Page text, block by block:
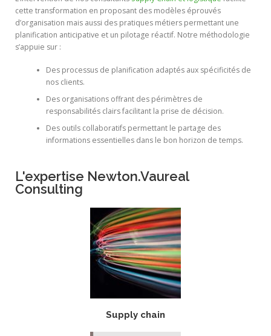
cette transformation en proposant des modèles éprouvés
d’organisation mais aussi des pratiques métiers permettant une
planification anticipative et un pilotage réactif. Notre méthodologie
s’appuie sur :
Des processus de planification adaptés aux spécificités de
nos clients.
Des organisations offrant des périmètres de
responsabilités clairs facilitant la prise de décision.
Des outils collaboratifs permettant le partage des
informations essentielles dans le bon horizon de temps.
L'expertise Newton.Vaureal
Consulting
Supply chain